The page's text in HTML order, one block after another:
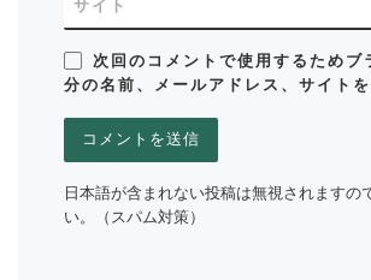
サイト
次回のコメントで使用するためブ
分の名前、メールアドレス、サイトを
日本語が含まれない投稿は無視されますの
い。（スパム対策）